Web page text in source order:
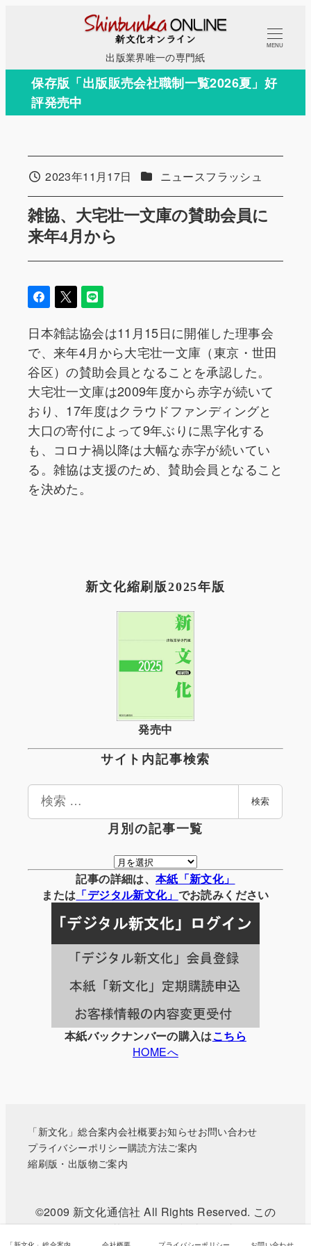
コ
テ
出版業界唯一の専門紙
MENU
保存版「出版販売会社職制一覧2026夏」好
評発売中
雑協、大宅壮一文庫の賛助会員に
来年4月から
投稿日2023年11月17日 カテゴリー
ニュースフラッシュ
日本雑誌協会は11月15日に開催した理事会
で、来年4月から大宅壮一文庫（東京・世田
谷区）の賛助会員となることを承認した。
大宅壮一文庫は2009年度から赤字が続いて
おり、17年度はクラウドファンディングと
大口の寄付によって9年ぶりに黒字化する
も、コロナ禍以降は大幅な赤字が続いてい
る。雑協は支援のため、賛助会員となること
を決めた。
新文化縮刷版2025年版
発売中
サイト内記事検索
検
検索
月別の記事一覧
月
別
の
事
一
覧
記事の詳細は、 本紙「新文化」
または 「デジタル新文化」 でお読みください
本紙バックナンバーの購入はこちら
HOMEへ
「新文化」総合案内会社概要お知らせお問い合わせ
プライバシーポリシー購読方法ご案内
縮刷版・出版物ご案内
©2009 新文化通信社 All Rights Reserved. この
WEBサイトに掲載されている記事・写真などの無